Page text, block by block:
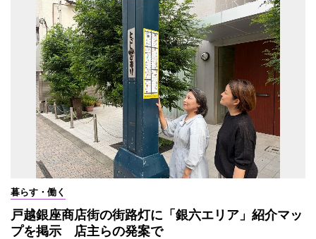
暮らす・働く
戸越銀座商店街の街路灯に「銀六エリア」紹介マッ
プを掲示 店主らの発案で